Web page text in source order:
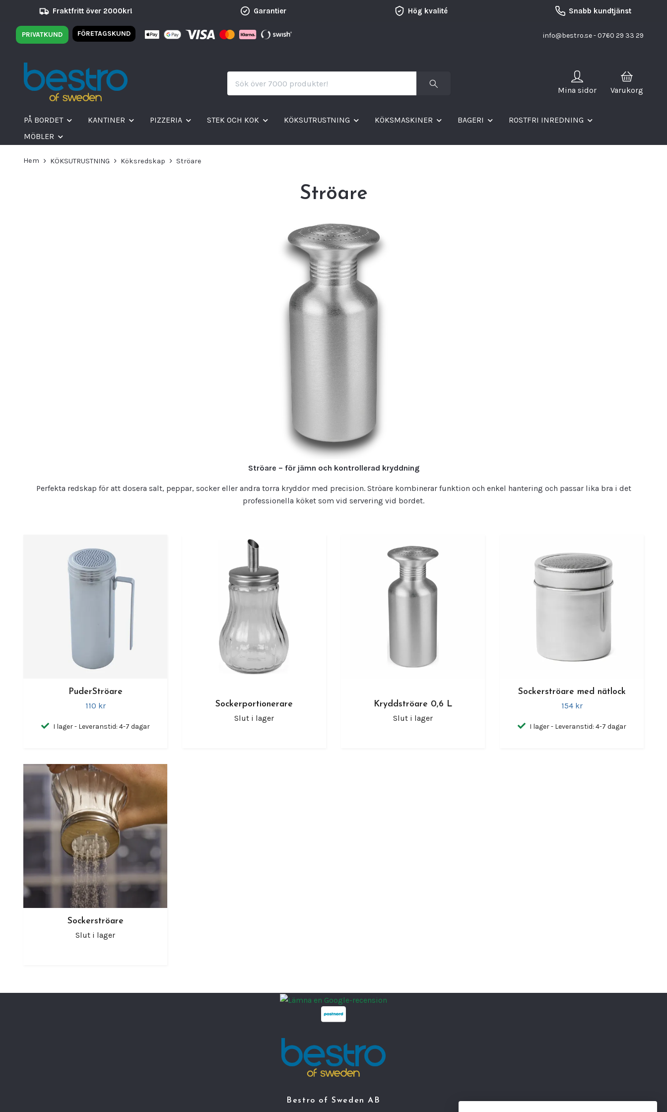
Fraktfritt över 2000kr! Garantier Hög kvalité Snabb kundtjänst
PRIVATKUND FÖRETAGSKUND info@bestro.se- 0760 29 33 29
Mina sidor Varukorg
PÅ BORDET KANTINER PIZZERIA STEK OCH KOK KÖKSUTRUSTNING KÖKSMASKINER BAGERI
ROSTFRI INREDNING
MÖBLER
Hem KÖKSUTRUSTNING Köksredskap Ströare
Ströare
Ströare – för jämn och kontrollerad kryddning
Perfekta redskap för att dosera salt, peppar, socker eller andra torra kryddor med precision. Ströare kombinerar funktion och enkel hantering och passar lika bra i det
professionella köket som vid servering vid bordet.
PuderStröare
110 kr
I lager - Leveranstid: 4-7 dagar
Sockerportionerare
Slut i lager
Kryddströare 0,6 L
Slut i lager
Sockerströare med nätlock
154 kr
I lager - Leveranstid: 4-7 dagar
Sockerströare
Slut i lager
Bestro of Sweden AB